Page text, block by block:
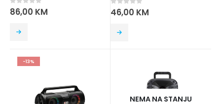
0out of 5
86,00 KM 0out of 5
46,00 KM
-13%
NEMA NA STANJU